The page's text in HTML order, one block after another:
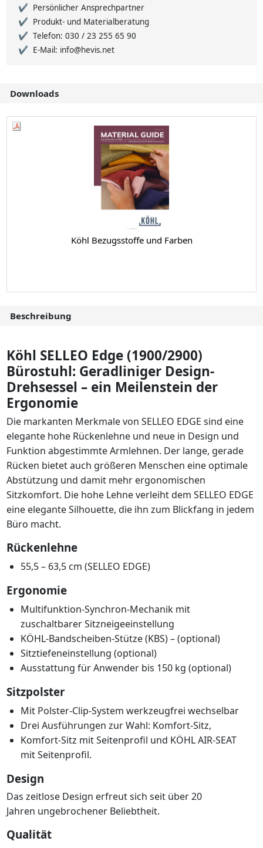
Persönlicher Ansprechpartner
Produkt- und Materialberatung
Telefon: 030 / 23 255 65 90
E-Mail: info@hevis.net
Downloads
Köhl Bezugsstoffe und Farben
Beschreibung
Köhl SELLEO Edge (1900/2900)
Bürostuhl: Geradliniger Design-
Drehsessel – ein Meilenstein der
Ergonomie
Die markanten Merkmale von SELLEO EDGE sind eine
elegante hohe Rückenlehne und neue in Design und
Funktion abgestimmte Armlehnen. Der lange, gerade
Rücken bietet auch größeren Menschen eine optimale
Abstützung und damit mehr ergonomischen
Sitzkomfort. Die hohe Lehne verleiht dem SELLEO EDGE
eine elegante Silhouette, die ihn zum Blickfang in jedem
Büro macht.
Rückenlehne
55,5 – 63,5 cm (SELLEO EDGE)
Ergonomie
Multifunktion-Synchron-Mechanik mit
zuschaltbarer Sitzneigeeinstellung
KÖHL-Bandscheiben-Stütze (KBS) – (optional)
Sitztiefeneinstellung (optional)
Ausstattung für Anwender bis 150 kg (optional)
Sitzpolster
Mit Polster-Clip-System werkzeugfrei wechselbar
Drei Ausführungen zur Wahl: Komfort-Sitz,
Komfort-Sitz mit Seitenprofil und KÖHL AIR-SEAT
mit Seitenprofil.
Design
Das zeitlose Design erfreut sich seit über 20
Jahren ungebrochener Beliebtheit.
Qualität